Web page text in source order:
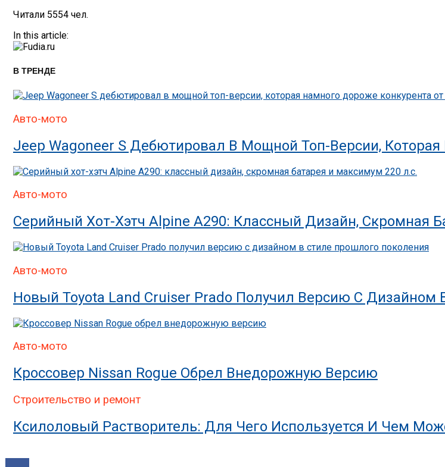
Читали 5554 чел.
In this article:
В ТРЕНДЕ
Авто-мото
Jeep Wagoneer S Дебютировал В Мощной Топ-Версии,
Авто-мото
Серийный Хот-Хэтч Alpine A290: Классный Дизайн, Скромная
Авто-мото
Новый Toyota Land Cruiser Prado Получил Версию С Дизайном
Авто-мото
Кроссовер Nissan Rogue Обрел Внедорожную Версию
Строительство и ремонт
Ксилоловый Растворитель: Для Чего Используется И Чем